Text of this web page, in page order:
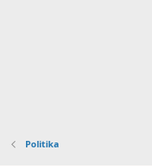
Politika